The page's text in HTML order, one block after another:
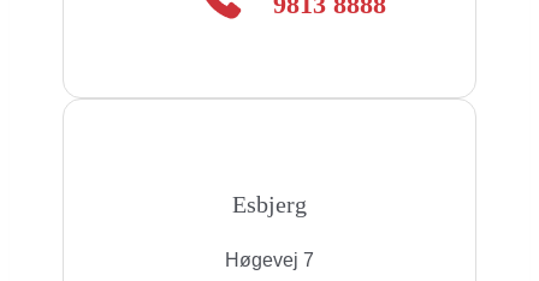
Esbjerg
Høgevej 7